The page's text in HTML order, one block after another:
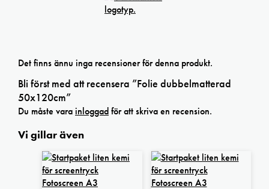
Det finns ännu inga recensioner för denna produkt.
Bli först med att recensera ”Folie dubbelmatterad
50x120cm”
Du måste varainloggadför att skriva en recension.
Vi gillar även